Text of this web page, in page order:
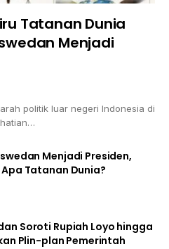
Tatanan Dunia
Menjadi
politik luar negeri Indonesia di
Menjadi Presiden,
Tatanan Dunia?
Soroti Rupiah Loyo hingga
Plin-plan Pemerintah